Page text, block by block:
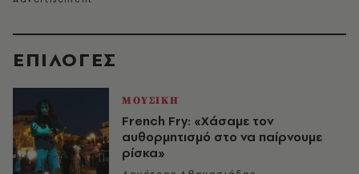
EΠΙΛΟΓΈΣ
ΜΟΥΣΙΚΗ
French Fry: «Χάσαμε τον
αυθορμητισμό στο να παίρνουμε
ρίσκα»